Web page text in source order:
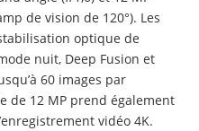
de vision de 120°). Les
optique de
nuit, Deep Fusion et
60 images par
de 12 MP prend également
vidéo 4K.